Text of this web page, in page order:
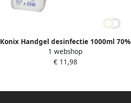
Konix Handgel desinfectie 1000ml 70%
alcohol incl pomp
1 webshop
€ 11,98